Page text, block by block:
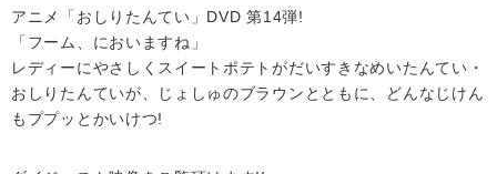
アニメ「おしりたんてい」DVD 第14弾!
「フーム、においますね」
レディーにやさしくスイートポテトがだいすきなめいたんてい・
おしりたんていが、じょしゅのブラウンとともに、どんなじけん
もププッとかいけつ!